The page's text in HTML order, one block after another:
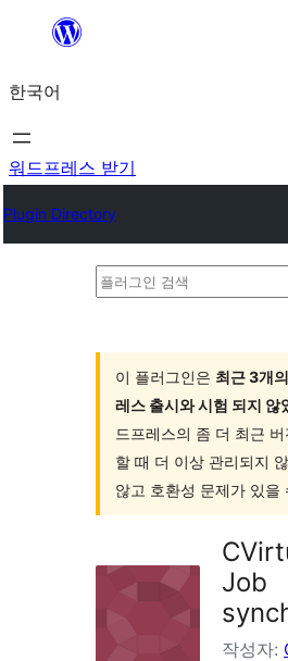
츠
로
바
가
한국어
워드프레스 받기
Plugin Directory
플
이 플러그인은 최근 3개
레스 출시와 시험 되지 않
드프레스의 좀 더 최근
할 때 더 이상 관리되지
않고 호환성 문제가 있을
Job
작성자: